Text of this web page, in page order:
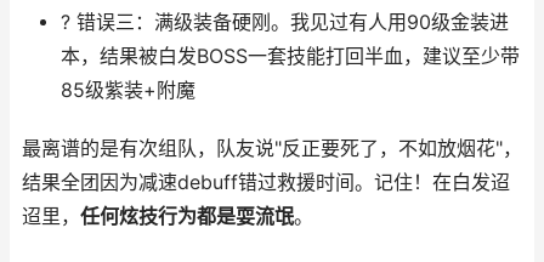
? 错误三：满级装备硬刚。我见过有人用90级金装进
本，结果被白发BOSS一套技能打回半血，建议至少带
85级紫装+附魔
最离谱的是有次组队，队友说"反正要死了，不如放烟花"，
结果全团因为减速debuff错过救援时间。记住！在白发迢
迢里， 任何炫技行为都是耍流氓。